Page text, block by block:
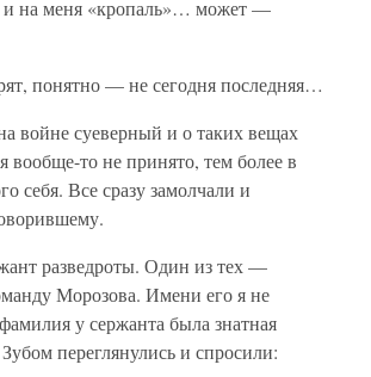
на меня «кропаль»… может —
понятно — не сегодня последняя…
войне суеверный и о таких вещах
вообще-то не принято, тем более в
себя. Все сразу замолчали и
разведроты. Один из тех —
Морозова. Имени его я не
у сержанта была знатная
переглянулись и спросили: